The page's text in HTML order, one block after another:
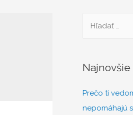
d
ť
:
Prečo ti
nepomáhajú